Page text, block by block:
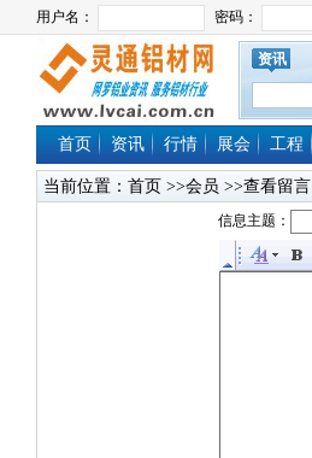
资讯
首页 资讯 行情 展会 工程
当前位置： 首页 >>会员 >>查看留言
信息主题：